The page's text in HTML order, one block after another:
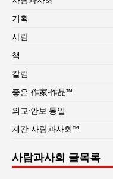
기획
사람
책
칼럼
좋은 作家·作品™
외교·안보·통일
계간 사람과사회™
사람과사회 글목록